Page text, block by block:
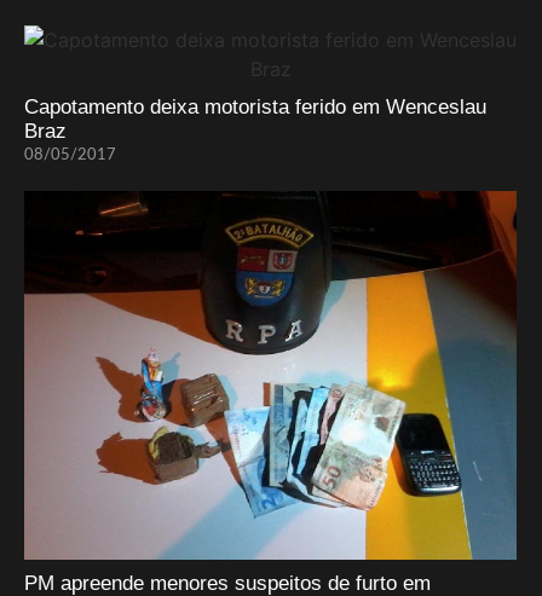
Capotamento deixa motorista ferido em Wenceslau
Braz
08/05/2017
PM apreende menores suspeitos de furto em